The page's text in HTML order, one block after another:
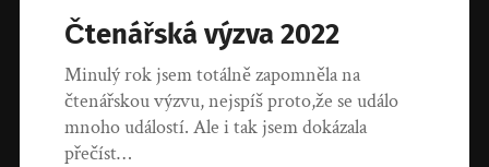
Čtenářská výzva 2022
Minulý rok jsem totálně zapomněla na
čtenářskou výzvu, nejspíš proto,že se událo
mnoho událostí. Ale i tak jsem dokázala
přečíst…